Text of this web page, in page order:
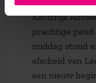
Kleurrijk
prachtige
middag stond
afscheid van
een nieuw